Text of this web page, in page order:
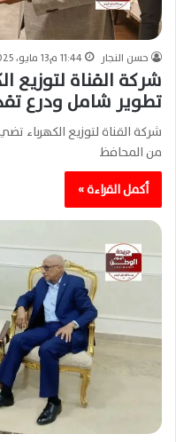
حسن النجار 11:44 م13 مايو، 2025
شركة القناة لتوزيع
تطوير شامل ودرع
شركة القناة لتوزيع الكهرباء
من المحافظ
أكمل القراءة »